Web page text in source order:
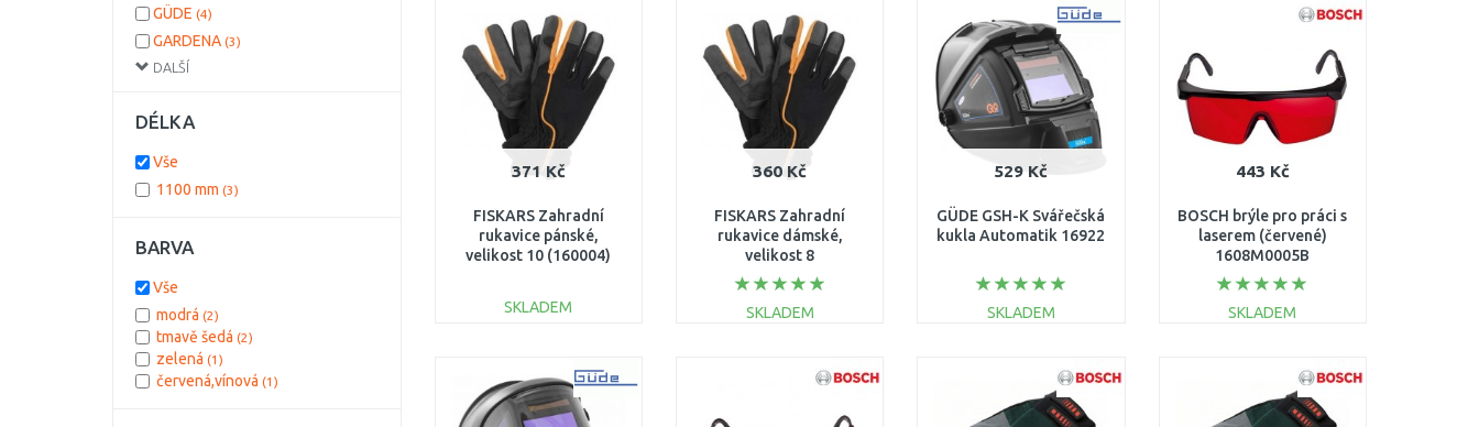
371 Kč
FISKARS Zahradní
rukavice pánské,
velikost 10 (160004)
SKLADEM
Porovnat
360 Kč
FISKARS Zahradní
rukavice dámské,
velikost 8
(160005)1003478
SKLADEM
529 Kč
GÜDE GSH-K Svářečská
kukla Automatik 16922
SKLADEM
Porovnat
443 Kč
BOSCH brýle pro práci s
laserem (červené)
1608M0005B
SKLADEM
Porovnat
DALŠÍ
GÜDE (4)
GARDENA (3)
MAKITA
BOSCH PROFESSIONAL
DÉLKA
Vše
1100 mm (3)
BARVA
Vše
modrá (2)
tmavě šedá (2)
zelená (1)
červená,vínová (1)